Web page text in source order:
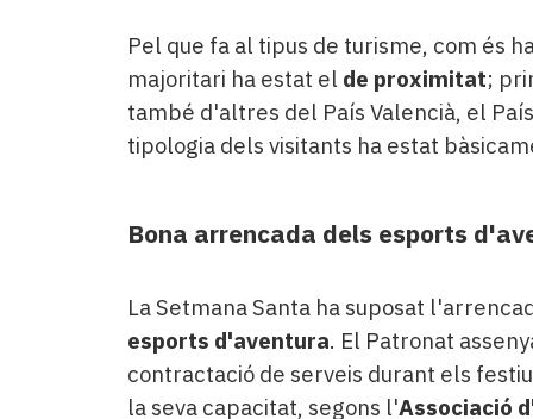
Pel que fa al tipus de turisme, com és
majoritari ha estat el de proximitat;
també d'altres del País Valencià, el
tipologia dels visitants ha estat
Bona arrencada dels esports
La Setmana Santa ha suposat
esports d'aventura. El Patronat
contractació de serveis durant els
la seva capacitat, segons l'Associació